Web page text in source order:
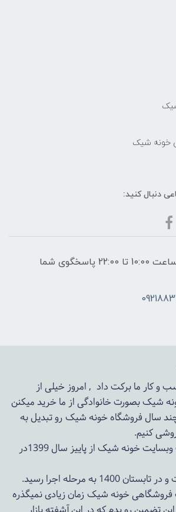
خونه شیک
دنبال کنید:
هفت روز هفته ، از ساعت 10:00 تا 22:00 پاسخگوی شما
و کار ما برکت داد , امروز خیلی از
شیک بصورت خانوادگی از ما خرید میکنن
سال فروشگاهخونه شیکرو تبدیل به
کنیم.
ایده طراحی و ساخت وبسایت خونه شیک از پاییز سال 1399در
به مرحله اجرا رسید.
فروشگاهیخونه شیکزمان زیادی نمیگذره